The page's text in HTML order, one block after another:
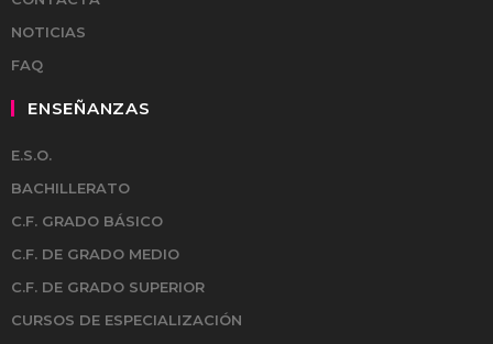
NOTICIAS
FAQ
ENSEÑANZAS
E.S.O.
BACHILLERATO
C.F. GRADO BÁSICO
C.F. DE GRADO MEDIO
C.F. DE GRADO SUPERIOR
CURSOS DE ESPECIALIZACIÓN